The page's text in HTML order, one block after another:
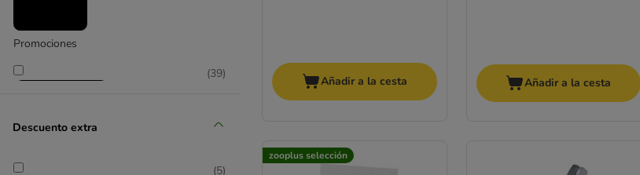
Promociones
(39)
Descuento extra
(5)
Añadir a la cesta Añadir a la cesta
zooplus selección